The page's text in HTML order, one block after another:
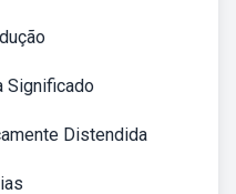
Significado
Distendida